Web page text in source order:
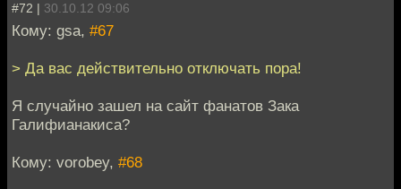
#72 | 30.10.12 09:06
Кому: gsa, #67
> Да вас действительно отключать пора!
Я случайно зашел на сайт фанатов Зака
Галифианакиса?
Кому: vorobey, #68